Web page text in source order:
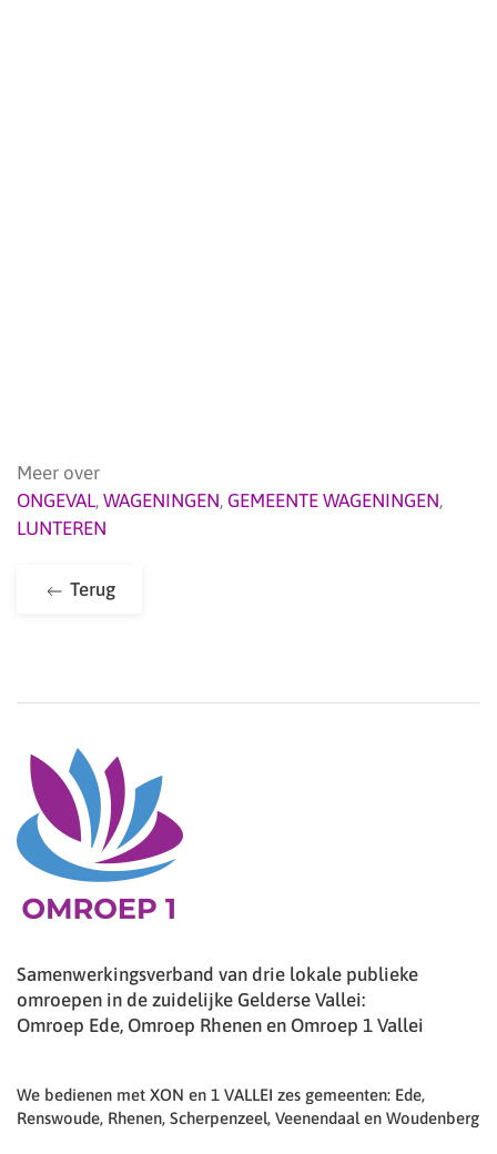
Meer over
ONGEVAL, WAGENINGEN, GEMEENTE WAGENINGEN,
LUNTEREN
Terug
Samenwerkingsverband van drie lokale publieke
omroepen in de zuidelijke Gelderse Vallei:
Omroep Ede, Omroep Rhenen en Omroep 1 Vallei
We bedienen met XON en 1 VALLEI zes gemeenten: Ede,
Renswoude, Rhenen, Scherpenzeel, Veenendaal en Woudenberg